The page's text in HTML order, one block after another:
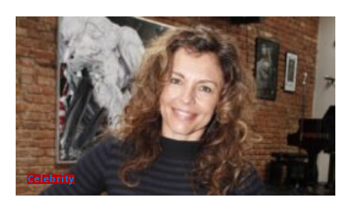
Celebrity